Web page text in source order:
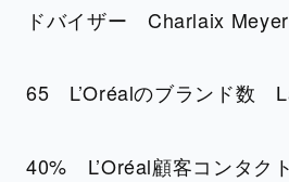
ドバイザー Charlaix Meyer
65 L’Oréalのブランド数
40% L’Oréal顧客コンタク